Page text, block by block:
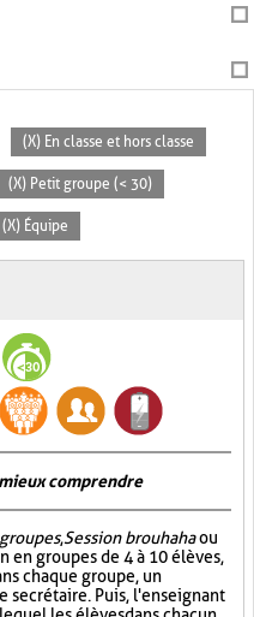
(X) En classe et hors classe
(X) Petit groupe (< 30)
(X) Équipe
comprendre
,Session brouhahaou
en groupes de 4 à 10 élèves,
chaque groupe, un
secrétaire. Puis, l'enseignant